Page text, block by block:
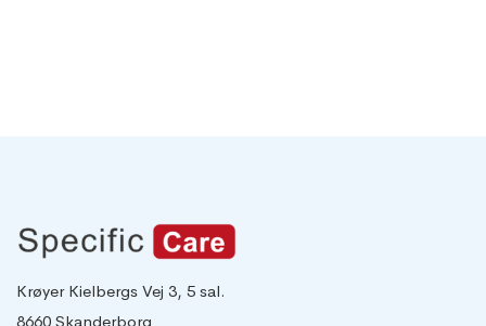
Krøyer Kielbergs Vej 3, 5 sal.
8660 Skanderborg